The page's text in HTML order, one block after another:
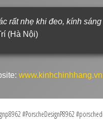
rất nhẹ khi đeo, kính
(Hà Nội)
www.kinhchinhhang.vn
#PorscheDesignP8962